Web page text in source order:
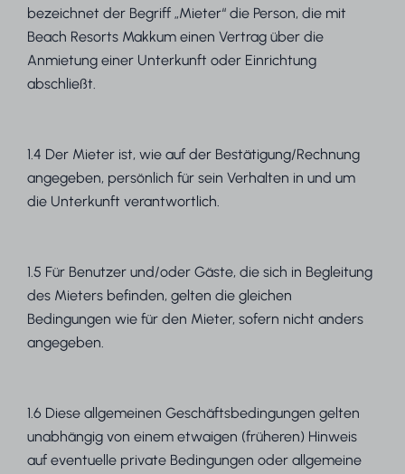
bezeichnet der Begriff „Mieter“ die Person, die mit
Beach Resorts Makkum einen Vertrag über die
Anmietung einer Unterkunft oder Einrichtung
abschließt.
1.4 Der Mieter ist, wie auf der Bestätigung/Rechnung
angegeben, persönlich für sein Verhalten in und um
die Unterkunft verantwortlich.
1.5 Für Benutzer und/oder Gäste, die sich in Begleitung
des Mieters befinden, gelten die gleichen
Bedingungen wie für den Mieter, sofern nicht anders
angegeben.
1.6 Diese allgemeinen Geschäftsbedingungen gelten
unabhängig von einem etwaigen (früheren) Hinweis
auf eventuelle private Bedingungen oder allgemeine